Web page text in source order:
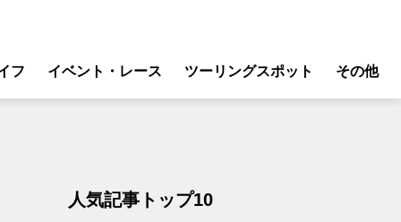
フ イベント・レース ツーリングスポット その他
人気記事トップ10